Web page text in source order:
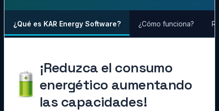
¿Qué es KAR Energy Software? ¿Cómo funciona?
¡Reduzca el consumo
energético aumentando
las capacidades!